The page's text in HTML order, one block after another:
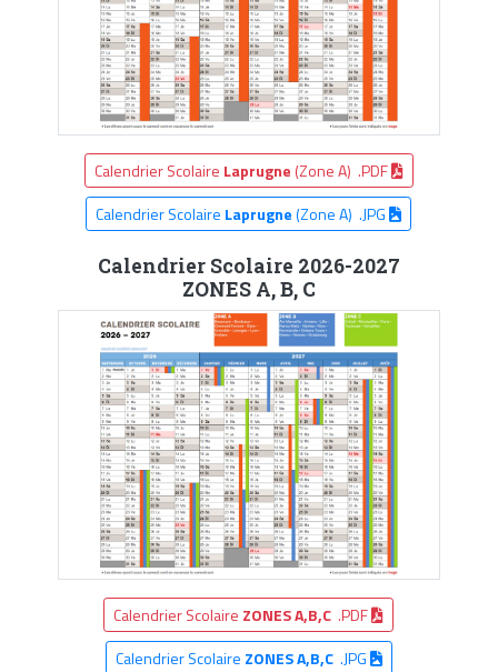
Calendrier Scolaire Laprugne (Zone A) .PDF
Calendrier Scolaire Laprugne(Zone A) .JPG
Calendrier Scolaire 2026-2027
ZONES A, B, C
Calendrier Scolaire ZONES A,B,C .PDF
Calendrier Scolaire ZONES A,B,C.JPG